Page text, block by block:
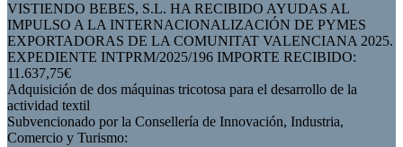
VISTIENDO BEBES, S.L. HA RECIBIDO AYUDAS AL
IMPULSO A LA INTERNACIONALIZACIÓN DE PYMES
EXPORTADORAS DE LA COMUNITAT VALENCIANA 2025.
EXPEDIENTE INTPRM/2025/196 IMPORTE RECIBIDO:
11.637,75€
Adquisición de dos máquinas tricotosa para el desarrollo de la
actividad textil
Subvencionado por la Consellería de Innovación, Industria,
Comercio y Turismo: